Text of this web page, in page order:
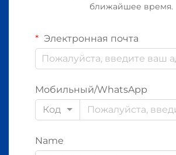
ближайшее время.
Электронная почта
Мобильный/WhatsApp
Код
Name